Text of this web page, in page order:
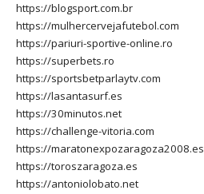
https://blogsport.com.br
https://mulhercervejafutebol.com
https://pariuri-sportive-online.ro
https://superbets.ro
https://sportsbetparlaytv.com
https://lasantasurf.es
https://30minutos.net
https://challenge-vitoria.com
https://maratonexpozaragoza2008.es
https://toroszaragoza.es
https://antoniolobato.net